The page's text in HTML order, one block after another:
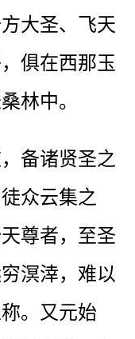
大圣、飞天
俱在西那玉
林中。
备诸贤圣之
众云集之
尊者，至圣
溟涬，难以
。又元始